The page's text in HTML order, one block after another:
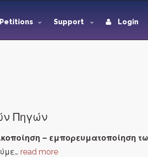
Support Login
Πηγών
– εμπορευματοποίηση
read more